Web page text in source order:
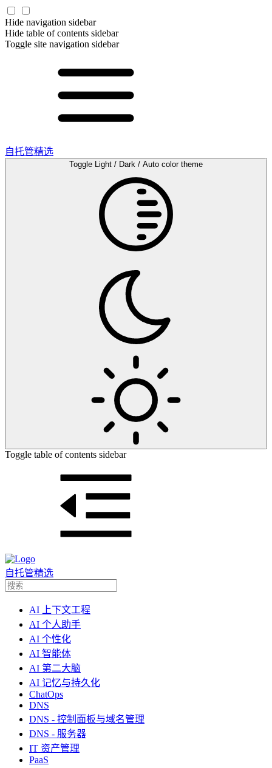
Hide navigation sidebar
Hide table of contents sidebar
Toggle site navigation sidebar
自托管精选
Toggle Light / Dark / Auto color theme
Toggle table of contents sidebar
自托管精选
AI 上下文工程
AI 个人助手
AI 个性化
AI 智能体
AI 第二大脑
AI 记忆与持久化
ChatOps
DNS
DNS - 控制面板与域名管理
DNS - 服务器
IT 资产管理
PaaS